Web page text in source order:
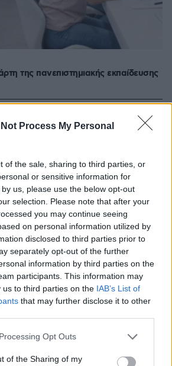
Not Process My Personal
of the sale, sharing to third parties, or
or sensitive information for
us, please use the below opt-out
selection. Please note that after your
you may continue seeing
on personal information utilized by
disclosed to third parties prior to
separately opt-out of the further
information by third parties on the
participants. This information may
us to third parties on the IAB’s List of
that may further disclose it to other
website/app uses one or more Google
or usage behaviour. You may click to
Opt Outs
of the Sharing of my
της πανεπιστημιακής εκπαίδευσης
επιλογή για τη χρηματοδότηση
επιστρέφουμε με ασφάλεια
Δημοφιλή Σχολιασμένα
Δημητριακό ή ζυμαρικό;
διέσωσε πολίτες στη μεγάλη